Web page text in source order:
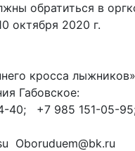
обратиться в
октября 2020 г.
кросса лыжников»
Габовское:
40; +7 985 151-05-
Oboruduem@bk.ru